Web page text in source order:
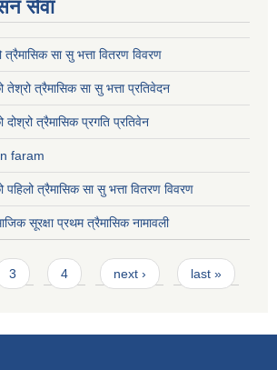
सेवा
सा सु भत्ता वितरण विवरण
त्रैमासिक सा सु भत्ता प्रतिवेदन
त्रैमासिक प्रगति प्रतिवेन
faram
त्रैमासिक सा सु भत्ता वितरण विवरण
सूरक्षा प्रथम त्रैमासिक नामावली
3 4 next › last »